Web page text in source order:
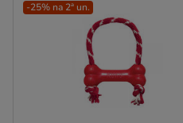
-25% na 2ª un.